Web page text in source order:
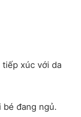
xúc với da
bé đang ngủ.